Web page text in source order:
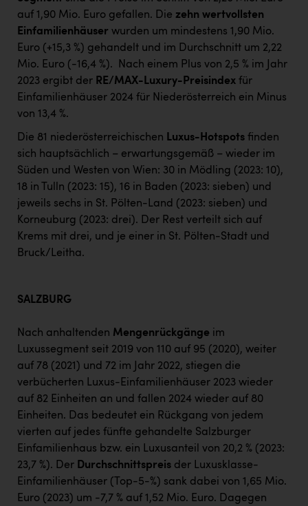
auf 1,90 Mio. Euro gefallen. Die zehn wertvollsten
Einfamilienhäuser wurden um mindestens 1,90 Mio.
Euro (+15,3 %) gehandelt und im Durchschnitt um 2,22
Mio. Euro (-16,4 %).
Nach einem Plus von 2,5 % im Jahr
2023 ergibt der RE/MAX-Luxury-Preisindex für
Einfamilienhäuser 2024 für Niederösterreich ein Minus
von 13,4 %.
Die 81 niederösterreichischen Luxus-Hotspots finden
sich hauptsächlich – erwartungsgemäß – wieder im
Süden und Westen von Wien: 30 in Mödling (2023: 10),
18 in Tulln (2023: 15), 16 in Baden (2023: sieben) und
jeweils sechs in St. Pölten-Land (2023: sieben) und
Korneuburg (2023: drei). Der Rest verteilt sich auf
Krems mit drei, und je einer in St. Pölten-Stadt und
Bruck/Leitha.
SALZBURG
Nach anhaltenden Mengenrückgänge im
Luxussegment seit 2019 von 110 auf 95 (2020), weiter
auf 78 (2021) und 72 im Jahr 2022, stiegen die
verbücherten Luxus-Einfamilienhäuser 2023 wieder
auf 82 Einheiten an und fallen 2024 wieder auf 80
Einheiten. Das bedeutet ein Rückgang von jedem
vierten auf jedes fünfte gehandelte Salzburger
Einfamilienhaus bzw. ein Luxusanteil von 20,2 % (2023:
23,7 %). Der Durchschnittspreis der Luxusklasse-
Einfamilienhäuser (Top-5-%) sank dabei von 1,65 Mio.
Euro (2023) um -7,7 % auf 1,52 Mio. Euro. Dagegen